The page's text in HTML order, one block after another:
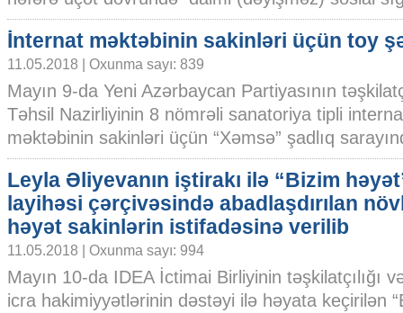
İnternat məktəbinin sakinləri üçün toy
11.05.2018 | Oxunma sayı: 839
Mayın 9-da Yeni Azərbaycan Partiyasının
Təhsil Nazirliyinin 8 nömrəli sanatoriya tipli
məktəbinin sakinləri üçün “Xəmsə” şadlıq
Leyla Əliyevanın iştirakı ilə “Bizim
layihəsi çərçivəsində abadlaşdırılan
həyət sakinlərin istifadəsinə verilib
11.05.2018 | Oxunma sayı: 994
Mayın 10-da IDEA İctimai Birliyinin təşkilatçılığı
icra hakimiyyətlərinin dəstəyi ilə həyata keçirilən